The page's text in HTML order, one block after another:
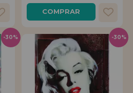
COMPRAR
-30% -30%